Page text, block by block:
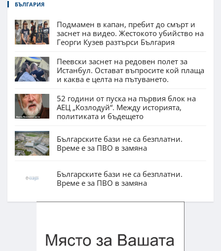
БЪЛГАРИЯ
Подмамен в капан, пребит до смърт и
заснет на видео. Жестокото убийство на
Георги Кузев разтърси България
Пеевски заснет на редовен полет за
Истанбул. Остават въпросите кой плаща
и каква е целта на пътуването.
52 години от пуска на първия блок на
АЕЦ „Козлодуй“. Между историята,
политиката и бъдещето
Българските бази не са безплатни.
Време е за ПВО в замяна
Българските бази не са безплатни.
Време е за ПВО в замяна